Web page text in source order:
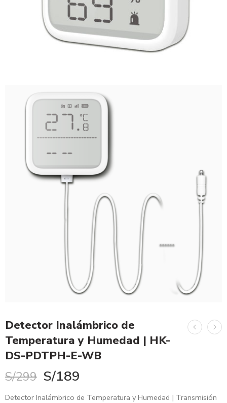
Detector Inalámbrico de
Temperatura y Humedad | HK-
DS-PDTPH-E-WB
S/299 S/189
Detector Inalámbrico de Temperatura y Humedad | Transmisión